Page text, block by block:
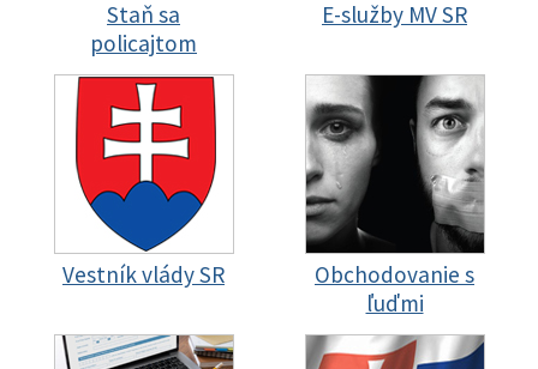
Staň sa
policajtom
E-služby MV SR
Vestník vlády SR
Obchodovanie s
ľuďmi